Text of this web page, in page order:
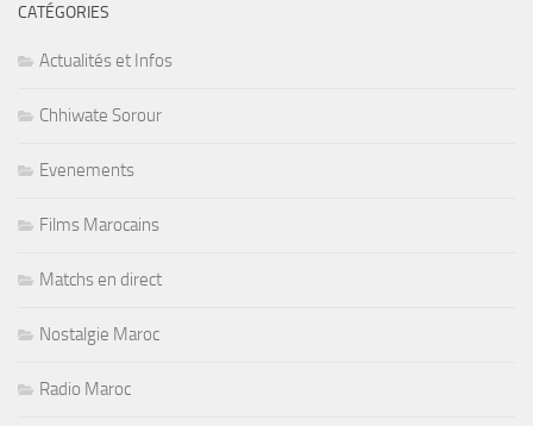
CATÉGORIES
Actualités et Infos
Chhiwate Sorour
Evenements
Films Marocains
Matchs en direct
Nostalgie Maroc
Radio Maroc